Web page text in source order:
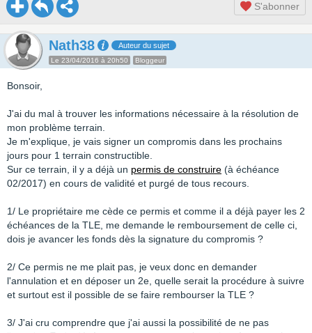
S'abonner
Nath38 Auteur du sujet
Le 23/04/2016 à 20h50 Bloggeur
Bonsoir,
J'ai du mal à trouver les informations nécessaire à la résolution de
mon problème terrain.
Je m'explique, je vais signer un compromis dans les prochains
jours pour 1 terrain constructible.
Sur ce terrain, il y a déjà un permis de construire (à échéance
02/2017) en cours de validité et purgé de tous recours.
1/ Le propriétaire me cède ce permis et comme il a déjà payer les 2
échéances de la TLE, me demande le remboursement de celle ci,
dois je avancer les fonds dès la signature du compromis ?
2/ Ce permis ne me plait pas, je veux donc en demander
l'annulation et en déposer un 2e, quelle serait la procédure à suivre
et surtout est il possible de se faire rembourser la TLE ?
3/ J'ai cru comprendre que j'ai aussi la possibilité de ne pas